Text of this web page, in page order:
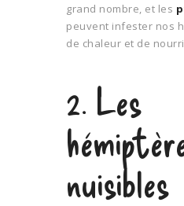
grand nombre, et les
peuvent infester nos
de chaleur et de
2. Les
nuisibles